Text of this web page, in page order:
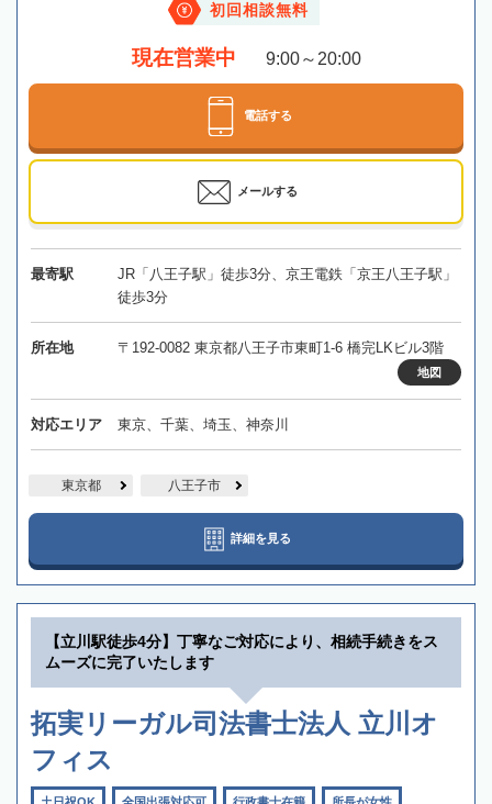
初回相談無料
現在営業中 9:00～20:00
電話する
メールする
最寄駅
JR「八王子駅」徒歩3分、京王電鉄「京王八王子駅」
徒歩3分
所在地 〒192-0082 東京都八王子市東町1-6 橋完LKビル3階
地図
対応エリア 東京、千葉、埼玉、神奈川
東京都 八王子市
詳細を見る
【立川駅徒歩4分】丁寧なご対応により、相続手続きをス
ムーズに完了いたします
拓実リーガル司法書士法人 立川オ
フィス